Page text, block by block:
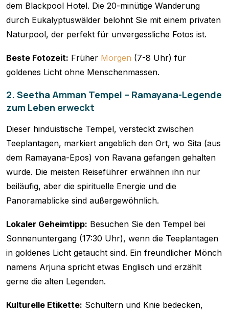
dem Blackpool Hotel. Die 20-minütige Wanderung
durch Eukalyptuswälder belohnt Sie mit einem privaten
Naturpool, der perfekt für unvergessliche Fotos ist.
Beste Fotozeit: Früher Morgen (7-8 Uhr) für
goldenes Licht ohne Menschenmassen.
2. Seetha Amman Tempel – Ramayana-Legende
zum Leben erweckt
Dieser hinduistische Tempel, versteckt zwischen
Teeplantagen, markiert angeblich den Ort, wo Sita (aus
dem Ramayana-Epos) von Ravana gefangen gehalten
wurde. Die meisten Reiseführer erwähnen ihn nur
beiläufig, aber die spirituelle Energie und die
Panoramablicke sind außergewöhnlich.
Lokaler Geheimtipp: Besuchen Sie den Tempel bei
Sonnenuntergang (17:30 Uhr), wenn die Teeplantagen
in goldenes Licht getaucht sind. Ein freundlicher Mönch
namens Arjuna spricht etwas Englisch und erzählt
gerne die alten Legenden.
Kulturelle Etikette: Schultern und Knie bedecken,